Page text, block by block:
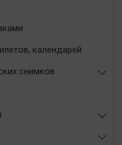
календарей
снимков